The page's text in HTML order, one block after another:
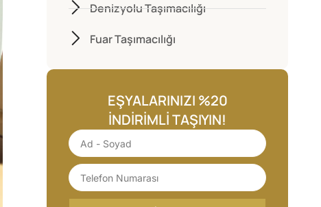
Denizyolu Taşımacılığı
Fuar Taşımacılığı
EŞYALARINIZI %20
İNDIRIMLI TAŞIYIN!